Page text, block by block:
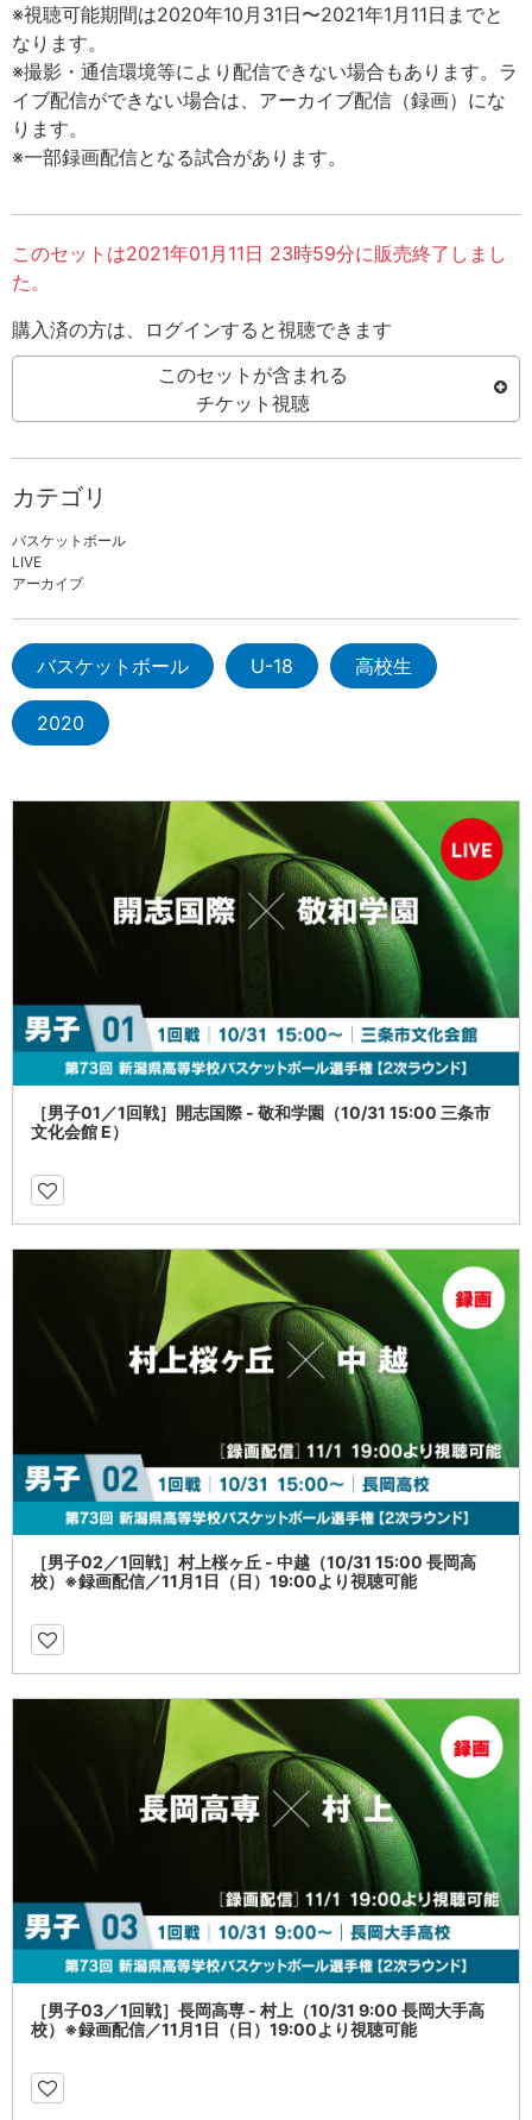
※視聴可能期間は2020年10月31日〜2021年1月11日までと
なります。
※撮影・通信環境等により配信できない場合もあります。ラ
イブ配信ができない場合は、アーカイブ配信（録画）にな
ります。
※一部録画配信となる試合があります。
このセットは2021年01月11日 23時59分に販売終了しまし
た。
購入済の方は、ログインすると視聴できます
このセットが含まれる
チケット視聴
カテゴリ
バスケットボール
LIVE
アーカイブ
バスケットボール U-18 高校生
2020
［男子01／1回戦］開志国際 - 敬和学園（10/31 15:00 三条市
文化会館 E）
［男子02／1回戦］村上桜ヶ丘 - 中越（10/31 15:00 長岡高
校）※録画配信／11月1日（日）19:00より視聴可能
［男子03／1回戦］長岡高専 - 村上（10/31 9:00 長岡大手高
校）※録画配信／11月1日（日）19:00より視聴可能